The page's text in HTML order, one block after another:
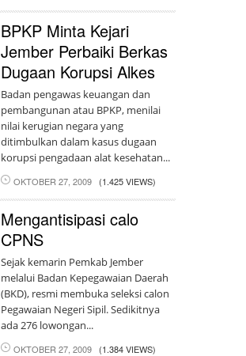
BPKP Minta Kejari
Jember Perbaiki Berkas
Dugaan Korupsi Alkes
Badan pengawas keuangan dan
pembangunan atau BPKP, menilai
nilai kerugian negara yang
ditimbulkan dalam kasus dugaan
korupsi pengadaan alat kesehatan...
OKTOBER 27, 2009 (1.425 VIEWS)
Mengantisipasi calo
CPNS
Sejak kemarin Pemkab Jember
melalui Badan Kepegawaian Daerah
(BKD), resmi membuka seleksi calon
Pegawaian Negeri Sipil. Sedikitnya
ada 276 lowongan...
OKTOBER 27, 2009 (1.384 VIEWS)